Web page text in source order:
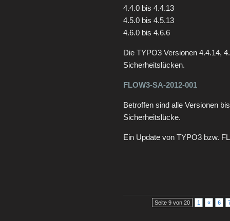
4.4.0 bis 4.4.13
4.5.0 bis 4.5.13
4.6.0 bis 4.6.6
Die TYPO3 Versionen 4.4.14,
Sicherheitslücken.
FLOW3-SA-2012-001
Betroffen sind alle Versionen
Sicherheitslücke.
Ein Update von TYPO3 bzw.
Seite 9 von 20 1 « 6